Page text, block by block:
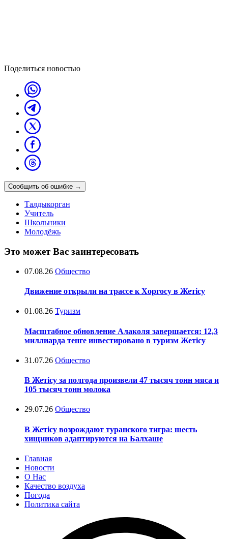
Поделиться новостью
Сообщить об ошибке →
Талдыкорган
Учитель
Школьники
Молодёжь
Это может Вас заинтересовать
07.08.26 Общество
Движение открыли на трассе к Хоргосу в Жетісу
01.08.26 Туризм
Масштабное обновление Алаколя завершается: 12,3
миллиарда тенге инвестировано в туризм Жетісу
31.07.26 Общество
В Жетісу за полгода произвели 47 тысяч тонн мяса и
105 тысяч тонн молока
29.07.26 Общество
В Жетісу возрождают туранского тигра: шесть
хищников адаптируются на Балхаше
Главная
Новости
О Нас
Качество воздуха
Погода
Политика сайта